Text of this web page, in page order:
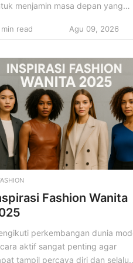
menjamin masa depan yang
membantu siapa saja
mulai dari pemula hingga
yang ingin
portofolio. Melalui
yang matang, proses
hanya menjadi lebih terarah
juga memberikan hasil yang
[…]
read Agu 09, 2026
Fashion Wanita
perkembangan dunia
aktif sangat penting agar
tampil percaya diri dan selalu